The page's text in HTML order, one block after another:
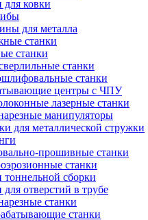
для ковки
для металла
станки
станки
станки
станки
центры с ЧПУ
лазерные станки
манипуляторы
для металлической стружки
прошивные станки
станки
тоннельной сборки
отверстий в трубе
станки